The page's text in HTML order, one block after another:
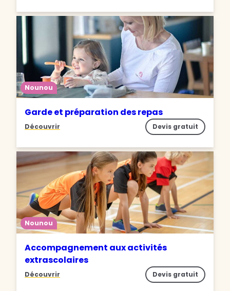
Nounou
Garde et préparation des repas
Découvrir Devis gratuit
Nounou
Accompagnement aux activités
extrascolaires
Découvrir Devis gratuit